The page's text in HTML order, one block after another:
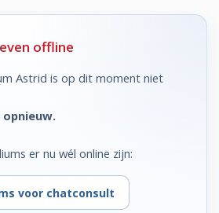
offline
Astrid is op dit moment niet
er nu wél online zijn:
voor chatconsult